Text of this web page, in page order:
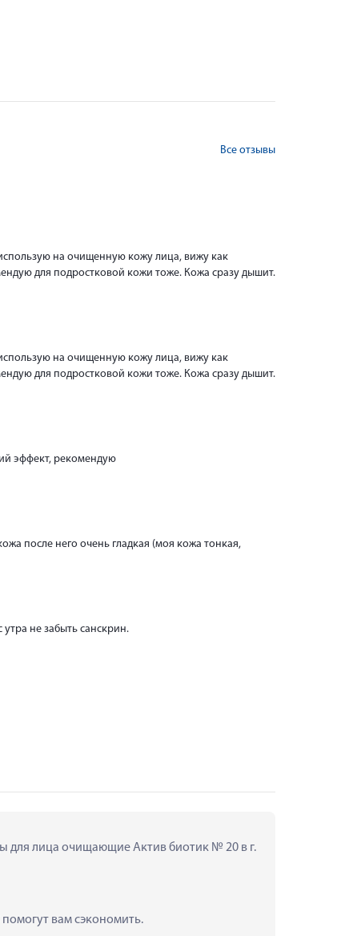
Все отзывы
на очищенную кожу лица, вижу как
для подростковой кожи тоже. Кожа сразу дышит.
на очищенную кожу лица, вижу как
для подростковой кожи тоже. Кожа сразу дышит.
эффект, рекомендую
после него очень гладкая (моя кожа тонкая,
не забыть санскрин.
для лица очищающие Актив биотик № 20 в г.
вам сэкономить.